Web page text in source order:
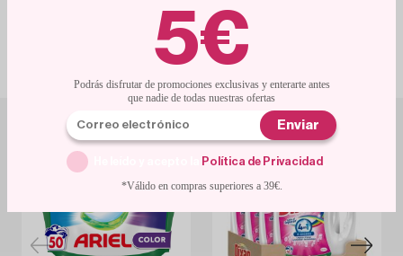
MÁS PRODUCTOS
RELACIONADOS
Con descuentos de escándalo
5€
Podrás disfrutar de promociones exclusivas y enterarte antes
que nadie de todas nuestras ofertas
Enviar
Política de Privacidad
*Válido en compras superiores a 39€.